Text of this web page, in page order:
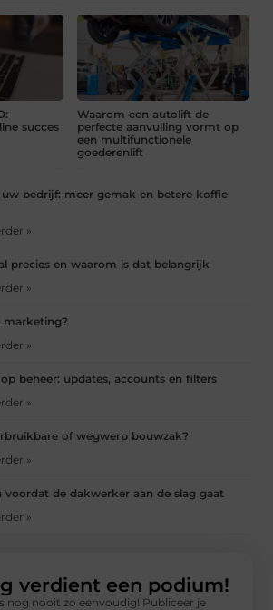
succes
Waarom een autolift de
perfecte aanvulling vormt op
een multifunctionele
goederenlift
bedrijf: meer gemak en betere koffie
»
precies en waarom is dat belangrijk
»
»
beheer: updates, accounts en filters
»
of wegwerp bouwzak?
»
de dakwerker aan de slag gaat
»
verdient een podium!
nog nooit zo eenvoudig! Publiceer je